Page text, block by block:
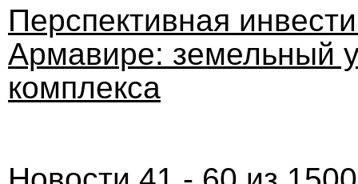
Перспективная
Армавире: земельный
комплекса